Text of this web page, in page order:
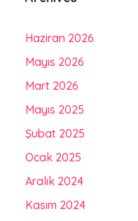
Haziran 2026
Mayıs 2026
Mart 2026
Mayıs 2025
Şubat 2025
Ocak 2025
Aralık 2024
Kasım 2024